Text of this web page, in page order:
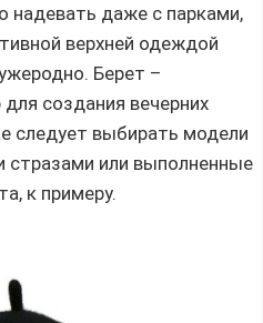
даже с парками,
верхней одеждой
Берет –
создания вечерних
следует выбирать модели
стразами или выполненные
к примеру.